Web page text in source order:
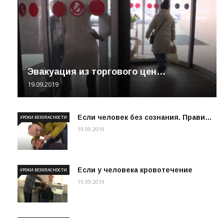
Эвакуация из торгового цен…
19.09.2019
Если человек без сознания. Прави…
УРОКИ БЕЗОПАСНОСТИ
19.09.2019
Если у человека кровотечение
УРОКИ БЕЗОПАСНОСТИ
19.09.2019